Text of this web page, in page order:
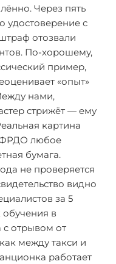
Через пять
удостоверение с
отозвали
По-хорошему,
пример,
«опыт»
нами,
стрижёт — ему
картина
ФРДО любое
бумага.
не проверяется
видно
за 5
обучения в
отрывом от
между такси и
работает